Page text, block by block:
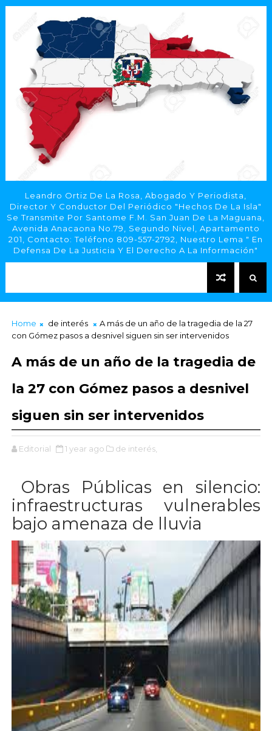
Leandro Ortiz De La Rosa, Abogado Y Periodista,
Director Y Conductor Del Periódico "Hechos De La Isla"
Se Transmite Por Santome F.M. San Juan De La Maguana,
Avenida Anacaona No.79, Segundo Nivel, Apartamento
201, Contacto: Teléfono 809-557-2792, Nuestro Lema " En
Defensa De La Justicia Y El Derecho A La Información"
Home de interés
A más de un año de la tragedia de la 27
con Gómez pasos a desnivel siguen sin ser intervenidos
A más de un año de la tragedia de
la 27 con Gómez pasos a desnivel
siguen sin ser intervenidos
Editorial 1 year ago de interés,
Obras Públicas en silencio:
infraestructuras vulnerables
bajo amenaza de lluvia